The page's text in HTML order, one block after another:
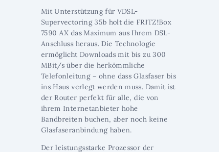
Mit Unterstützung für VDSL-
Supervectoring 35b holt die FRITZ!Box
7590 AX das Maximum aus Ihrem DSL-
Anschluss heraus. Die Technologie
ermöglicht Downloads mit bis zu 300
MBit/s über die herkömmliche
Telefonleitung – ohne dass Glasfaser bis
ins Haus verlegt werden muss. Damit ist
der Router perfekt für alle, die von
ihrem Internetanbieter hohe
Bandbreiten buchen, aber noch keine
Glasfaseranbindung haben.
Der leistungsstarke Prozessor der